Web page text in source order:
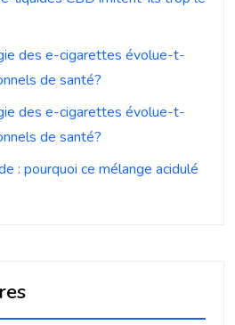
des e-cigarettes évolue-t-
de santé?
des e-cigarettes évolue-t-
de santé?
: pourquoi ce mélange acidulé